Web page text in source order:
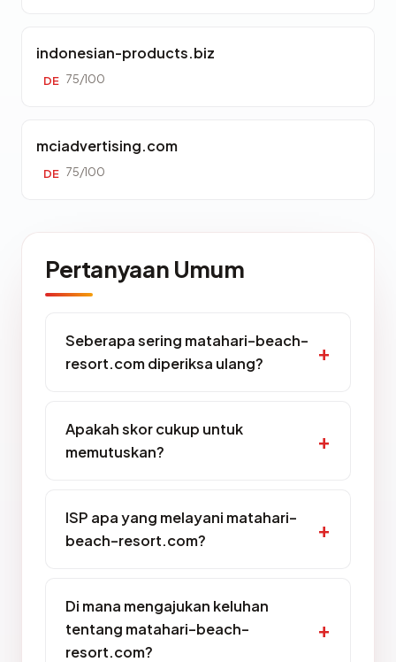
indonesian-products.biz
DE 75/100
mciadvertising.com
DE 75/100
Pertanyaan Umum
Seberapa sering matahari-beach-
resort.com diperiksa ulang?
Apakah skor cukup untuk
memutuskan?
ISP apa yang melayani matahari-
beach-resort.com?
Di mana mengajukan keluhan
tentang matahari-beach-
resort.com?